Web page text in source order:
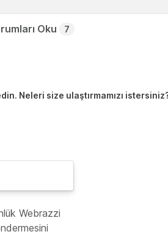
Oku 7
Neleri size ulaştırmamızı
Webrazzi